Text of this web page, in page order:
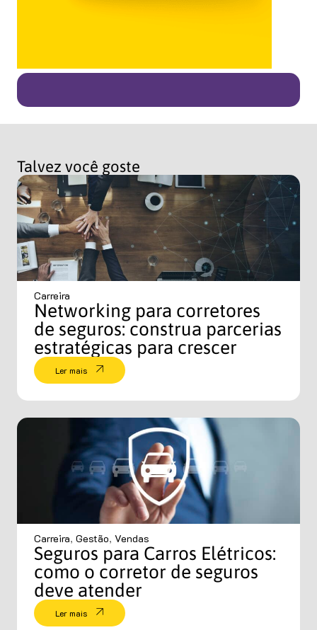
Talvez você goste
Carreira
Networking para corretores
de seguros: construa parcerias
estratégicas para crescer
Ler mais
Carreira, Gestão, Vendas
Seguros para Carros Elétricos:
como o corretor de seguros
deve atender
Ler mais